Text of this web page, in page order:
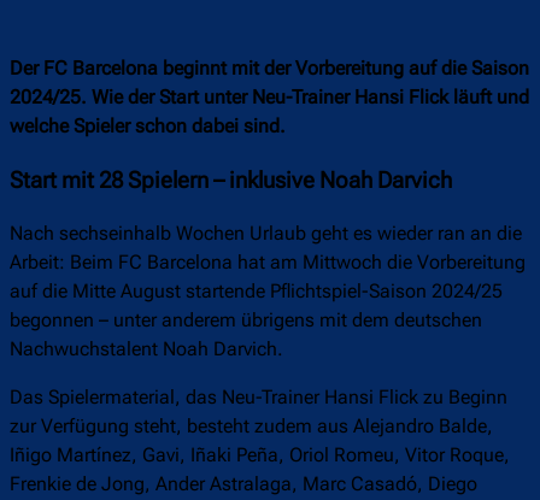
Der FC Barcelona beginnt mit der Vorbereitung auf die Saison
2024/25. Wie der Start unter Neu-Trainer Hansi Flick läuft und
welche Spieler schon dabei sind.
Start mit 28 Spielern – inklusive Noah Darvich
Nach sechseinhalb Wochen Urlaub geht es wieder ran an die
Arbeit: Beim FC Barcelona hat am Mittwoch die Vorbereitung
auf die Mitte August startende Pflichtspiel-Saison 2024/25
begonnen – unter anderem übrigens mit dem deutschen
Nachwuchstalent Noah Darvich.
Das Spielermaterial, das Neu-Trainer Hansi Flick zu Beginn
zur Verfügung steht, besteht zudem aus Alejandro Balde,
Iñigo Martínez, Gavi, Iñaki Peña, Oriol Romeu, Vitor Roque,
Frenkie de Jong, Ander Astralaga, Marc Casadó, Diego